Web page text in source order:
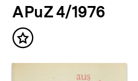
APuZ 4/1976
Inhalt